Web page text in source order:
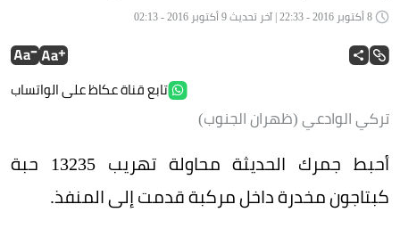
تابع قناة عكاظ على الواتساب
تركي الوادعي (ظهران الجنوب)
أحبط جمرك الحديثة محاولة تهريب 13235 حبة
كبتاجون مخدرة داخل مركبة قدمت إلى المنفذ.